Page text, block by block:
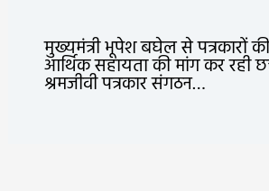
मुख्यमंत्री भूपेश बघेल से पत्रकारों
आर्थिक सहायता की मांग कर रही
श्रमजीवी पत्रकार संगठन…